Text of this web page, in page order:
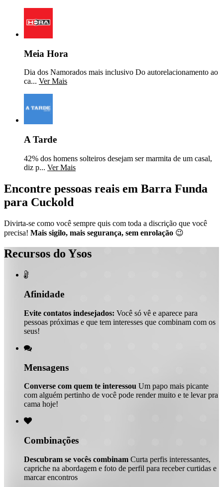
Meia Hora
Dia dos Namorados mais inclusivo Do autorelacionamento ao
ca... Ver Mais
A Tarde
42% dos homens solteiros desejam ser marmita de um casal,
diz p... Ver Mais
Encontre pessoas reais em Barra Funda
para Cuckold
Divirta-se como você sempre quis com toda a discrição que você
precisa! Mais sigilo, mais segurança, sem enrolação 😉
Recursos do Ysos

Afinidade
Evite contatos indesejados: Você só vê e aparece para
pessoas próximas e que tem interesses que combinam com os
seus!

Mensagens
Converse com quem te interessou Um papo mais picante
com alguém pertinho de você pode render muito e te levar pra
cama hoje!

Combinações
Descubram se vocês combinam Curta perfis interessantes,
capriche na abordagem e foto de perfil para receber curtidas e
marcar encontros